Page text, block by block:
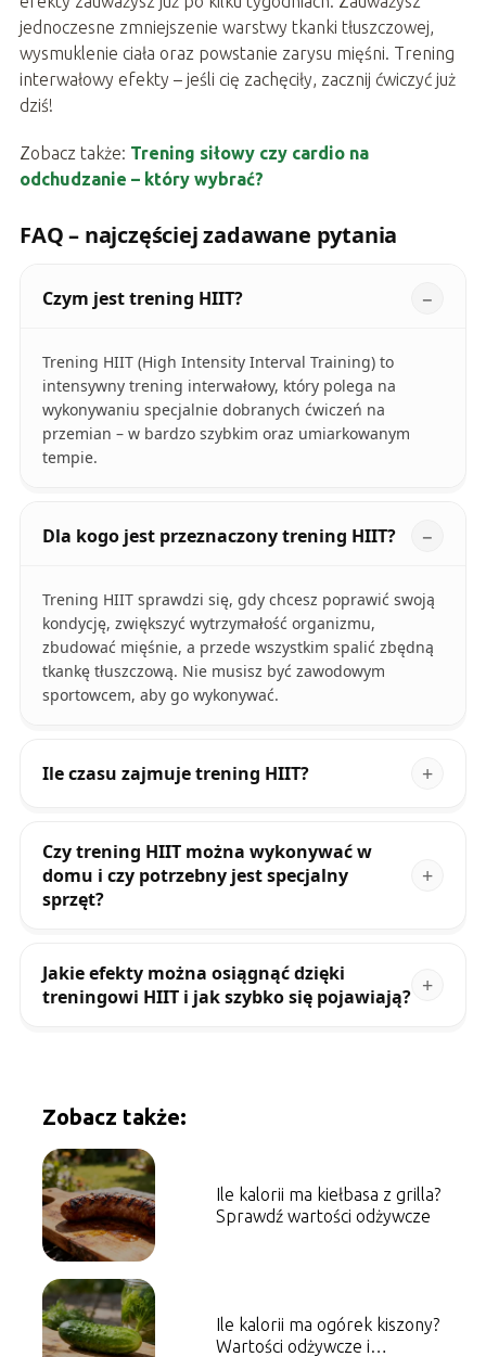
jednoczesne zmniejszenie warstwy tkanki tłuszczowej,
wysmuklenie ciała oraz powstanie zarysu mięśni. Trening
interwałowy efekty – jeśli cię zachęciły, zacznij ćwiczyć już
dziś!
Zobacz także: Trening siłowy czy cardio na
odchudzanie – który wybrać?
FAQ – najczęściej zadawane pytania
Czym jest trening HIIT?
Trening HIIT (High Intensity Interval Training) to
intensywny trening interwałowy, który polega na
wykonywaniu specjalnie dobranych ćwiczeń na
przemian – w bardzo szybkim oraz umiarkowanym
tempie.
Dla kogo jest przeznaczony trening HIIT?
Trening HIIT sprawdzi się, gdy chcesz poprawić swoją
kondycję, zwiększyć wytrzymałość organizmu,
zbudować mięśnie, a przede wszystkim spalić zbędną
tkankę tłuszczową. Nie musisz być zawodowym
sportowcem, aby go wykonywać.
Ile czasu zajmuje trening HIIT?
Czy trening HIIT można wykonywać w
domu i czy potrzebny jest specjalny
sprzęt?
Jakie efekty można osiągnąć dzięki
treningowi HIIT i jak szybko się pojawiają?
Zobacz także:
Ile kalorii ma kiełbasa z grilla?
Sprawdź wartości odżywcze
Ile kalorii ma ogórek kiszony?
Wartości odżywcze i